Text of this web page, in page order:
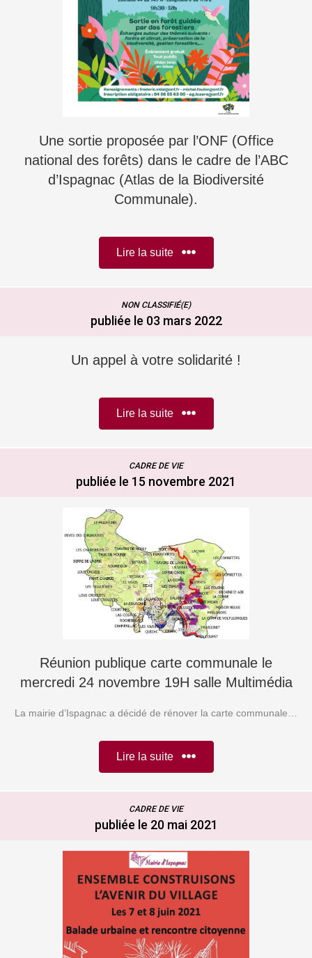
Une sortie proposée par l’ONF (Office
national des forêts) dans le cadre de l’ABC
d’Ispagnac (Atlas de la Biodiversité
Communale).
Lire la suite
NON CLASSIFIÉ(E)
publiée le 03 mars 2022
Un appel à votre solidarité !
Lire la suite
CADRE DE VIE
publiée le 15 novembre 2021
Réunion publique carte communale le
mercredi 24 novembre 19H salle Multimédia
La mairie d’Ispagnac a décidé de rénover la carte communale…
Lire la suite
CADRE DE VIE
publiée le 20 mai 2021